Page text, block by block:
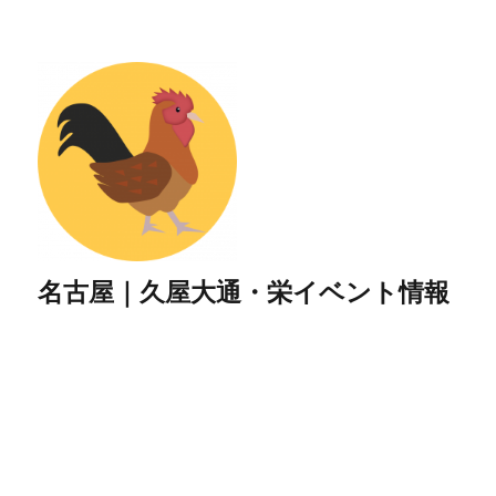
名古屋｜久屋大通・栄イベント情報